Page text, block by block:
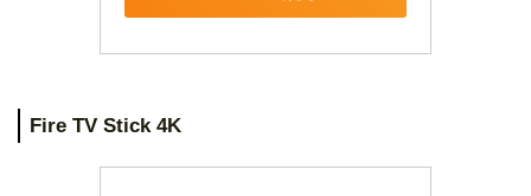
Fire TV Stick 4K